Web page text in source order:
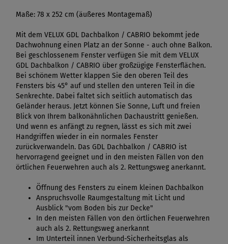
Maße: 78 x 252 cm (äußeres Montagemaß)
Mit dem VELUX GDL Dachbalkon / CABRIO bekommt jede
Dachwohnung einen Platz an der Sonne - auch ohne Balkon.
Bei geschlossenem Fenster verfügen Sie mit dem VELUX
GDL Dachbalkon / CABRIO über großzügige Fensterflächen.
Bei schönem Wetter klappen Sie den oberen Teil des
Fensters bis 45° auf und stellen den unteren Teil in die
Senkrechte. Dabei faltet sich seitlich automatisch das
Geländer heraus. Jetzt können Sie Sonne, Luft und freien
Blick von Ihrem balkonähnlichen Dachaustritt genießen.
Und wenn es anfängt zu regnen, lässt es sich mit zwei
Handgriffen wieder in ein normales Fenster
zurückverwandeln. Das GDL Dachbalkon / CABRIO ist
hervorragend geeignet und in den meisten Fällen von den
örtlichen Feuerwehren auch als 2. Rettungsweg anerkannt.
Öffnung des Fensters zu einem kleinen Dachbalkon
Anspruchsvolle Raumgestaltung mit Licht und
Ausblick "vom Boden bis zur Decke"
In den meisten Fällen von den örtlichen Feuerwehren
auch als 2. Rettungsweg anerkannt
Im Unterteil innen Verbund-Sicherheitsglas als